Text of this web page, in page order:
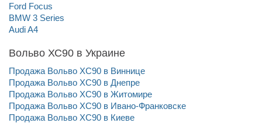
Ford Focus
BMW 3 Series
Audi A4
Вольво ХС90 в Украине
Продажа Вольво ХС90 в Виннице
Продажа Вольво ХС90 в Днепре
Продажа Вольво ХС90 в Житомире
Продажа Вольво ХС90 в Ивано-Франковске
Продажа Вольво ХС90 в Киеве